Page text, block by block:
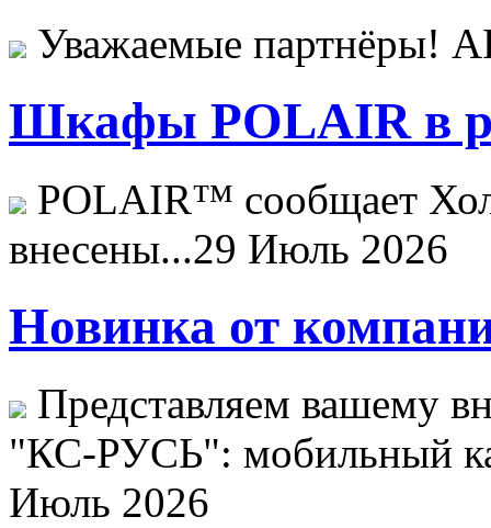
Уважаемые
Шкафы POLAIR в
POLAIR™ сообщает
внесены...29 Июль 2026
Новинка от
Представляем вашему
"КС-РУСЬ": мобильный
Июль 2026